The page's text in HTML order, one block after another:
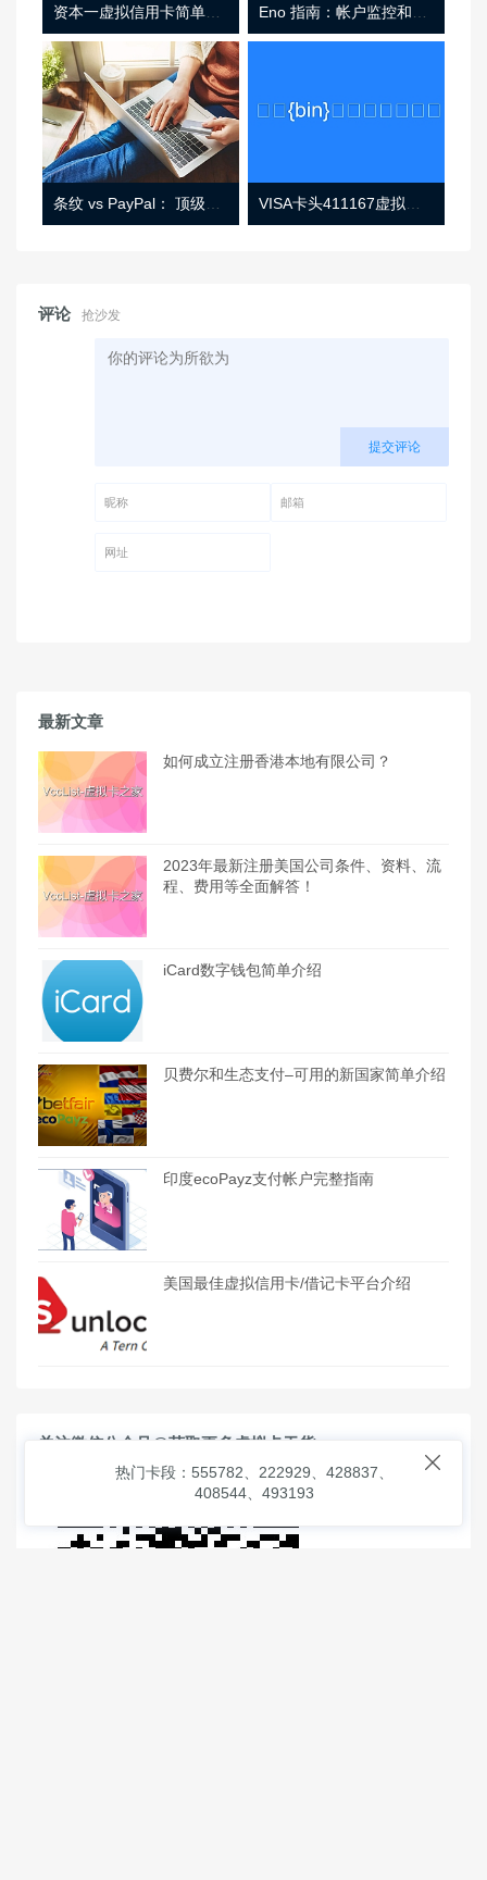
资本一虚拟信用卡简单介绍
条纹 vs PayPal： 顶级功能， 定价 （和更多！ VISA卡头411167虚拟卡基础信息
评论 抢沙发
提交评论
最新文章
如何成立注册香港本地有限公司？
2023年最新注册美国公司条件、资料、流
程、费用等全面解答！
iCard数字钱包简单介绍
贝费尔和生态支付–可用的新国家简单介绍
印度ecoPayz支付帐户完整指南
美国最佳虚拟信用卡/借记卡平台介绍
关注微信公众号@获取更多虚拟卡干货

热门卡段：555782、222929、428837、
408544、493193